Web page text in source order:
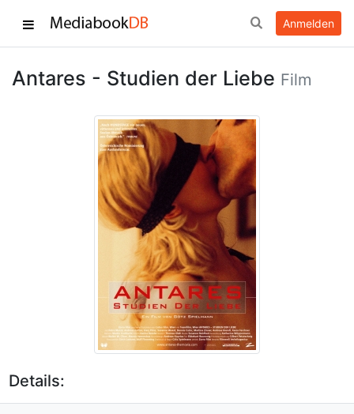
Anmelden
Antares - Studien der Liebe Film
Details: